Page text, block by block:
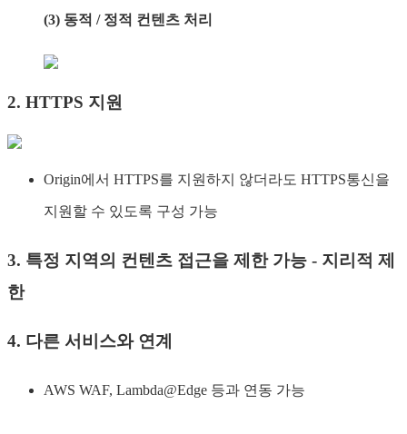
(3) 동적 / 정적 컨텐츠 처리
2. HTTPS 지원
Origin에서 HTTPS를 지원하지 않더라도 HTTPS통신을
지원할 수 있도록 구성 가능
3. 특정 지역의 컨텐츠 접근을 제한 가능 - 지리적 제
한
4. 다른 서비스와 연계
AWS WAF, Lambda@Edge 등과 연동 가능